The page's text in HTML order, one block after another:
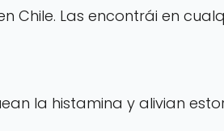
Chile. Las encontrái en
la histamina y alivian